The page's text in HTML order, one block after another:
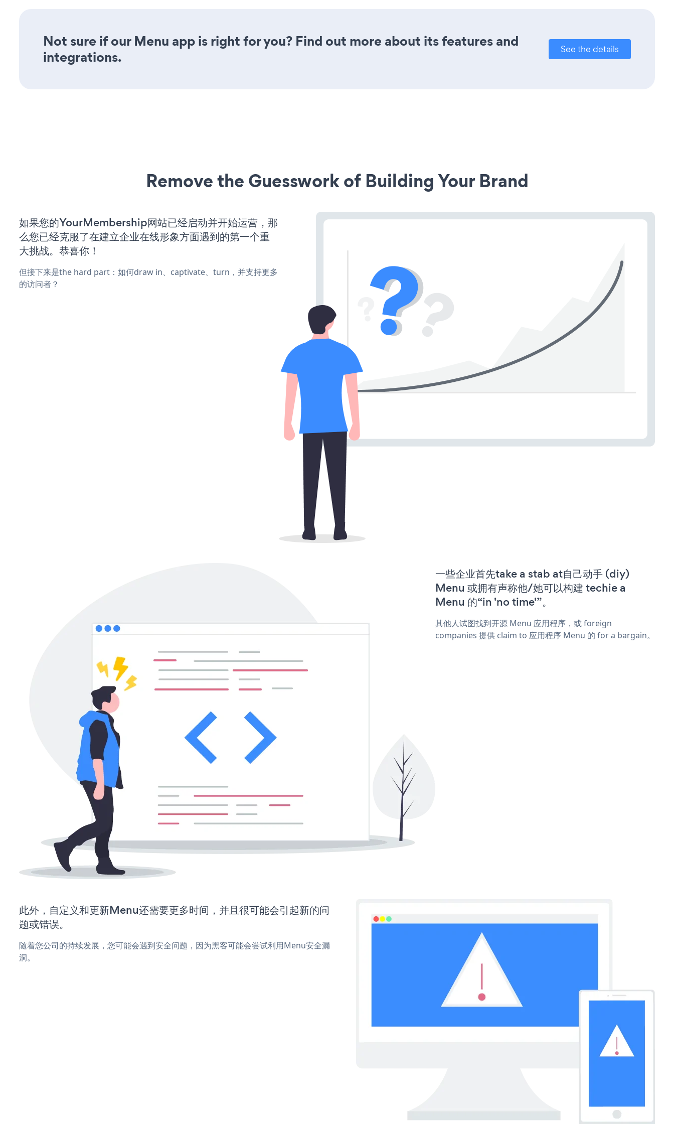
Not sure if our Menu app is right for you? Find out more about its features and
integrations.
See the details
Remove the Guesswork of Building Your Brand
如果您的YourMembership网站已经启动并开始运营，那
么您已经克服了在建立企业在线形象方面遇到的第一个重
大挑战。恭喜你！
但接下来是the hard part：如何draw in、captivate、turn，并支持更多
的访问者？
一些企业首先take a stab at自己动手 (diy)
Menu 或拥有声称他/她可以构建 techie a
Menu 的“in 'no time'”。
其他人试图找到开源 Menu 应用程序，或 foreign
companies 提供 claim to 应用程序 Menu 的 for a bargain。
此外，自定义和更新Menu还需要更多时间，并且很可能会引起新的问
题或错误。
随着您公司的持续发展，您可能会遇到安全问题，因为黑客可能会尝试利用Menu安全漏
洞。